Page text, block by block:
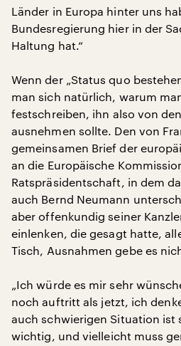
Länder in Europa hinter uns
Bundesregierung hier in der
Haltung hat.“
Wenn der „Status quo
man sich natürlich, warum
festschreiben, ihn also von
ausnehmen sollte. Den von
gemeinsamen Brief der
an die Europäische
Ratspräsidentschaft, in dem
auch Bernd Neumann
aber offenkundig seiner
einlenken, die gesagt hatte,
Tisch, Ausnahmen gebe es
„Ich würde es mir sehr
noch auftritt als jetzt, ich
auch schwierigen Situation ist
wichtig, und vielleicht muss